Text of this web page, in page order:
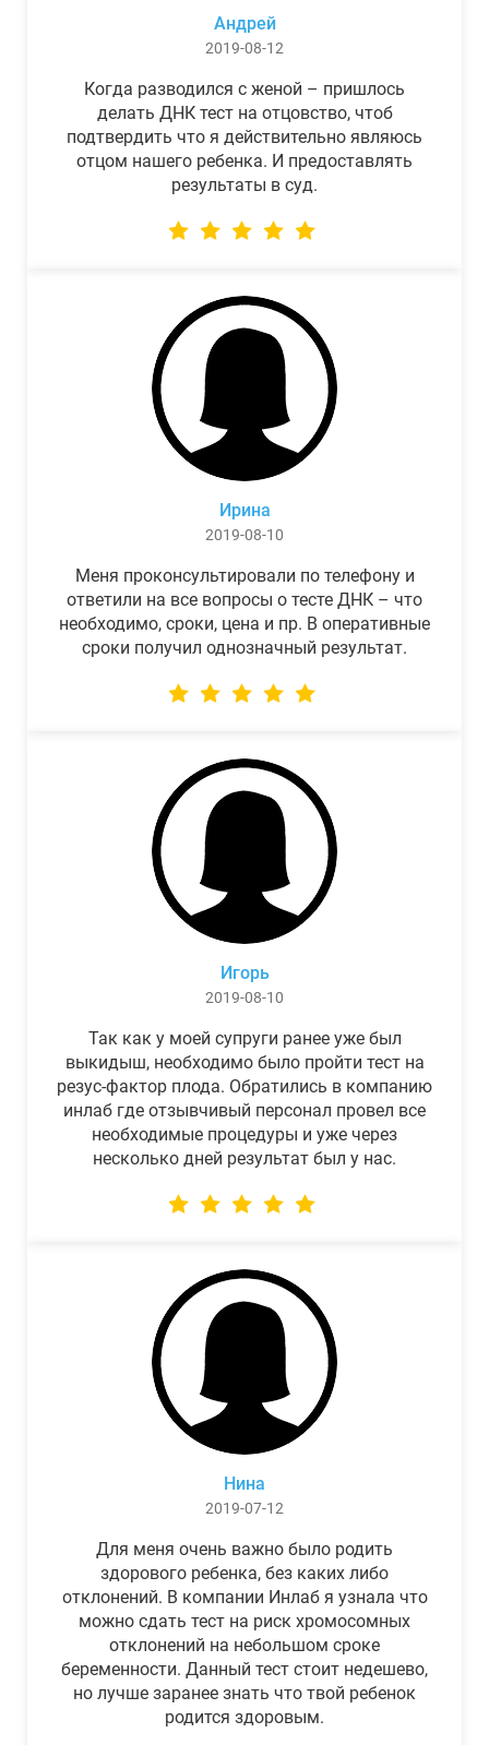
Андрей
2019-08-12
Когда разводился с женой – пришлось
делать ДНК тест на отцовство, чтоб
подтвердить что я действительно являюсь
отцом нашего ребенка. И предоставлять
результаты в суд.
Ирина
2019-08-10
Меня проконсультировали по телефону и
ответили на все вопросы о тесте ДНК – что
необходимо, сроки, цена и пр. В оперативные
сроки получил однозначный результат.
Игорь
2019-08-10
Так как у моей супруги ранее уже был
выкидыш, необходимо было пройти тест на
резус-фактор плода. Обратились в компанию
инлаб где отзывчивый персонал провел все
необходимые процедуры и уже через
несколько дней результат был у нас.
Нина
2019-07-12
Для меня очень важно было родить
здорового ребенка, без каких либо
отклонений. В компании Инлаб я узнала что
можно сдать тест на риск хромосомных
отклонений на небольшом сроке
беременности. Данный тест стоит недешево,
но лучше заранее знать что твой ребенок
родится здоровым.